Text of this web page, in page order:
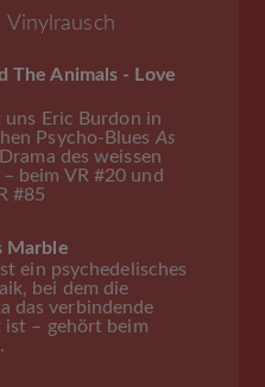
Vinylrausch
The Animals - Love
uns Eric Burdon in
Psycho-Blues As
des weissen
beim VR #20 und
#85
Marble
ein psychedelisches
bei dem die
das verbindende
– gehört beim